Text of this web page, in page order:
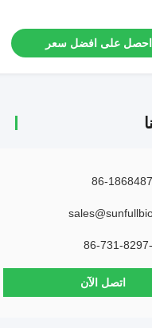
احصل على افضل سعر
86-
86-731-
اتصل الآن